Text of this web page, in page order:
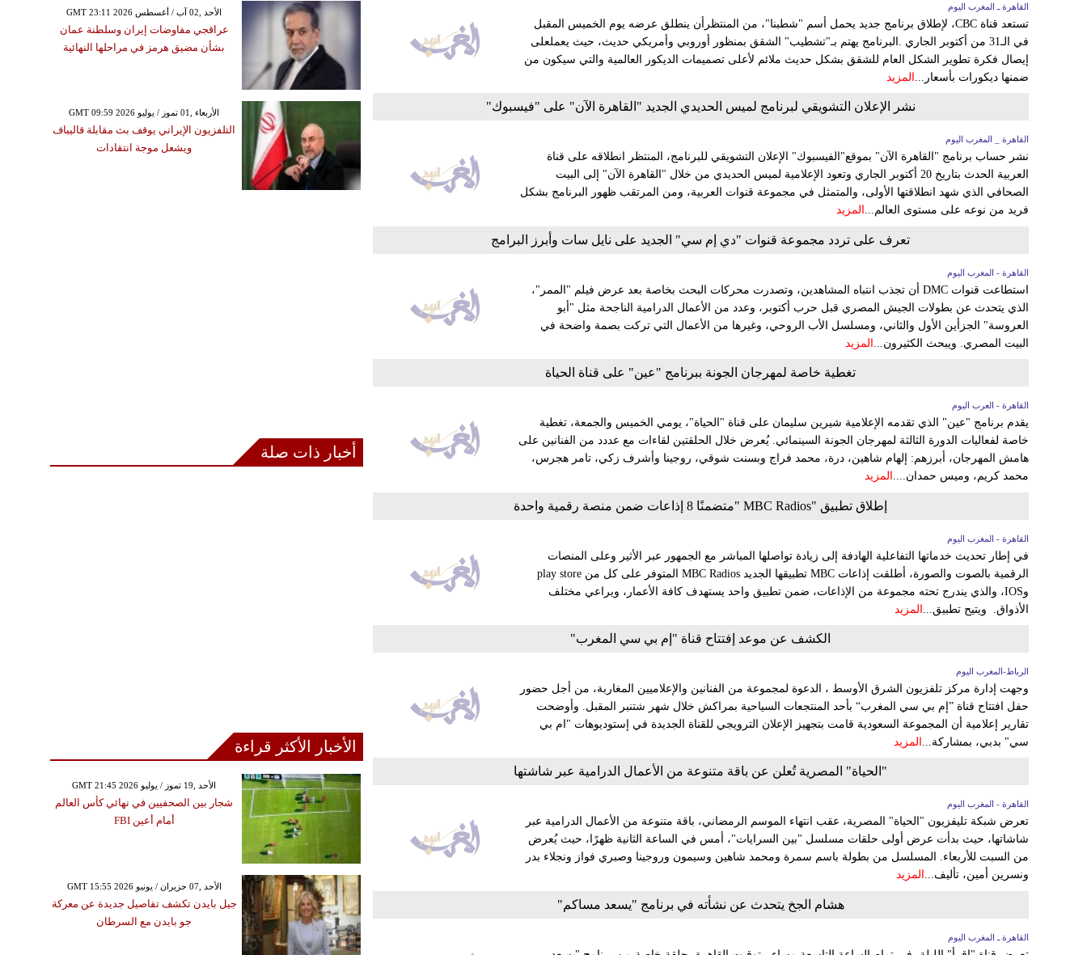
القاهرة ـ المغرب اليوم
تستعد قناة CBC، لإطلاق برنامج جديد يحمل أسم "شطبنا"، من المنتظرأن ينطلق عرضه يوم الخميس المقبل
في الـ31 من أكتوبر الجاري .البرنامج يهتم بـ"تشطيب" الشقق بمنظور أوروبي وأمريكي حديث، حيث يعملعلى
إيصال فكرة تطوير الشكل العام للشقق بشكل حديث ملائم لأعلى تصميمات الديكور العالمية والتي سيكون من
ضمنها ديكورات بأسعار...
المزيد
نشر الإعلان التشويقي لبرنامج لميس الحديدي الجديد "القاهرة الآن" على "فيسبوك"
القاهرة _ المغرب اليوم
نشر حساب برنامج "القاهرة الآن" بموقع"الفيسبوك" الإعلان التشويقي للبرنامج، المنتظر انطلاقه على قناة
العربية الحدث بتاريخ 20 أكتوبر الجاري وتعود الإعلامية لميس الحديدي من خلال "القاهرة الآن" إلى البيت
الصحافي الذي شهد انطلاقتها الأولى، والمتمثل في مجموعة قنوات العربية، ومن المرتقب ظهور البرنامج بشكل
فريد من نوعه على مستوى العالم... المزيد
تعرف على تردد مجموعة قنوات "دي إم سي" الجديد على نايل سات وأبرز البرامج
القاهرة - المغرب اليوم
استطاعت قنوات DMC أن تجذب انتباه المشاهدين، وتصدرت محركات البحث بخاصة بعد عرض فيلم "الممر"،
الذي يتحدث عن بطولات الجيش المصري قبل حرب أكتوبر، وعدد من الأعمال الدرامية الناجحة مثل "أبو
العروسة" الجزأين الأول والثاني، ومسلسل الأب الروحي، وغيرها من الأعمال التي تركت بصمة واضحة في
البيت المصري. ويبحث الكثيرون... المزيد
تغطية خاصة لمهرجان الجونة ببرنامج "عين" على قناة الحياة
القاهرة - العرب اليوم
يقدم برنامج "عين" الذي تقدمه الإعلامية شيرين سليمان على قناة "الحياة"، يومي الخميس والجمعة، تغطية
خاصة لفعاليات الدورة الثالثة لمهرجان الجونة السينمائي. يُعرض خلال الحلقتين لقاءات مع عددد من الفنانين على
هامش المهرجان، أبرزهم: إلهام شاهين، درة، محمد فراج وبسنت شوقي، روجينا وأشرف زكي، تامر هجرس،
محمد كريم، وميس حمدان.... المزيد
إطلاق تطبيق "MBC Radios "متضمنًا 8 إذاعات ضمن منصة رقمية واحدة
القاهرة - المغرب اليوم
في إطار تحديث خدماتها التفاعلية الهادفة إلى زيادة تواصلها المباشر مع الجمهور عبر الأثير وعلى المنصات
الرقمية بالصوت والصورة، أطلقت إذاعات MBC تطبيقها الجديد MBC Radios المتوفر على كل من play store
وIOS، والذي يندرج تحته مجموعة من الإذاعات، ضمن تطبيق واحد يستهدف كافة الأعمار، ويراعي مختلف
الأذواق. ويتيح تطبيق... المزيد
الكشف عن موعد إفتتاح قناة "إم بي سي المغرب"
الرباط-المغرب اليوم
وجهت إدارة مركز تلفزيون الشرق الأوسط ، الدعوة لمجموعة من الفنانين والإعلاميين المغاربة، من أجل حضور
حفل افتتاح قناة ”إم بي سي المغرب“ بأحد المنتجعات السياحية بمراكش خلال شهر شتنبر المقبل. وأوضحت
تقارير إعلامية أن المجموعة السعودية قامت بتجهيز الإعلان الترويجي للقناة الجديدة في إستوديوهات "ام بي
سي" بدبي، بمشاركة...
المزيد
"الحياة" المصرية تُعلن عن باقة متنوعة من الأعمال الدرامية عبر شاشتها
القاهرة - المغرب اليوم
تعرض شبكة تليفزيون "الحياة" المصرية، عقب انتهاء الموسم الرمضاني، باقة متنوعة من الأعمال الدرامية عبر
شاشاتها، حيث بدأت عرض أولى حلقات مسلسل "بين السرايات"، أمس في الساعة الثانية ظهرًا، حيث يُعرض
من السبت للأربعاء. المسلسل من بطولة باسم سمرة ومحمد شاهين وسيمون وروجينا وصبري فواز ونجلاء بدر
ونسرين أمين، تأليف... المزيد
هشام الجخ يتحدث عن نشأته في برنامج "يسعد مساكم"
القاهرة ـ المغرب اليوم
GMT 23:11 2026 الأحد ,02 آب / أغسطس
عراقجي مفاوضات إيران وسلطنة عمان
بشأن مضيق هرمز في مراحلها النهائية
GMT 09:59 2026 الأربعاء ,01 تموز / يوليو
التلفزيون الإيراني يوقف بث مقابلة قاليباف
ويشعل موجة انتقادات
أخبار ذات صلة
الأخبار الأكثر قراءة
GMT 21:45 2026 الأحد ,19 تموز / يوليو
شجار بين الصحفيين في نهائي كأس العالم
أمام أعين FBI
GMT 15:55 2026 الأحد ,07 حزيران / يونيو
جيل بايدن تكشف تفاصيل جديدة عن معركة
جو بايدن مع السرطان